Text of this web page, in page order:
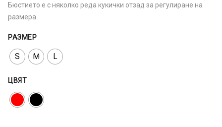
Бюстието е с няколко реда кукички отзад за регулиране на
размера.
РАЗМЕР
S M L
ЦВЯТ